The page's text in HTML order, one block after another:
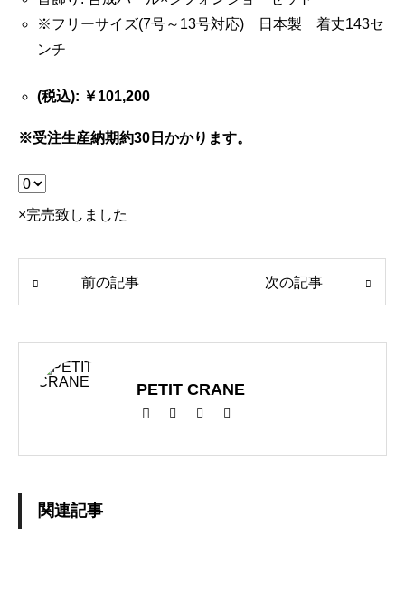
※フリーサイズ(7号～13号対応) 日本製 着丈143セ
ンチ
(税込): ￥101,200
※受注生産納期約30日かかります。
×完売致しました
前の記事 次の記事
PETIT CRANE
関連記事